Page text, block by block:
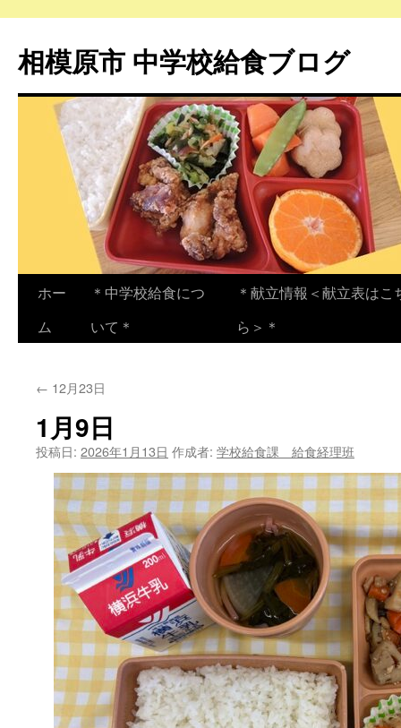
相模原市 中学校給食ブログ
ン
ツ
へ
ホー
ム
＊中学校給食につ
いて＊
＊献立情報＜献立表はこ
ら＞＊
← 12月23日
1月9日
投稿日: 2026年1月13日 作成者: 学校給食課 給食経理班